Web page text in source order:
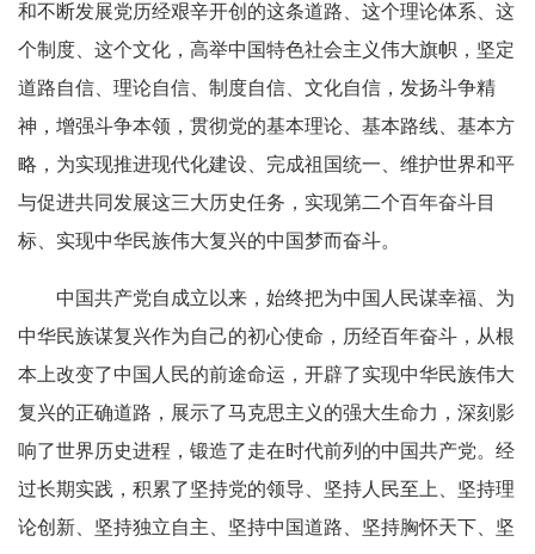
和不断发展党历经艰辛开创的这条道路、这个理论体系、这
个制度、这个文化，高举中国特色社会主义伟大旗帜，坚定
道路自信、理论自信、制度自信、文化自信，发扬斗争精
神，增强斗争本领，贯彻党的基本理论、基本路线、基本方
略，为实现推进现代化建设、完成祖国统一、维护世界和平
与促进共同发展这三大历史任务，实现第二个百年奋斗目
标、实现中华民族伟大复兴的中国梦而奋斗。
中国共产党自成立以来，始终把为中国人民谋幸福、为
中华民族谋复兴作为自己的初心使命，历经百年奋斗，从根
本上改变了中国人民的前途命运，开辟了实现中华民族伟大
复兴的正确道路，展示了马克思主义的强大生命力，深刻影
响了世界历史进程，锻造了走在时代前列的中国共产党。经
过长期实践，积累了坚持党的领导、坚持人民至上、坚持理
论创新、坚持独立自主、坚持中国道路、坚持胸怀天下、坚